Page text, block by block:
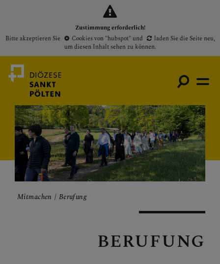
Zustimmung erforderlich!
Bitte akzeptieren Sie
Cookies von "hubspot"und laden Sie die Seite neu,
um diesen Inhalt sehen zu können.
Medienportal
Bischof
Gottesdienste
Mitmachen Berufung
BERUFUNG